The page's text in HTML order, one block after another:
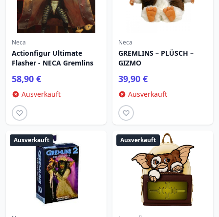
Neca
Actionfigur Ultimate
Flasher - NECA Gremlins
58,90 €
Ausverkauft
Neca
GREMLINS – PLÜSCH –
GIZMO
39,90 €
Ausverkauft
Ausverkauft Ausverkauft